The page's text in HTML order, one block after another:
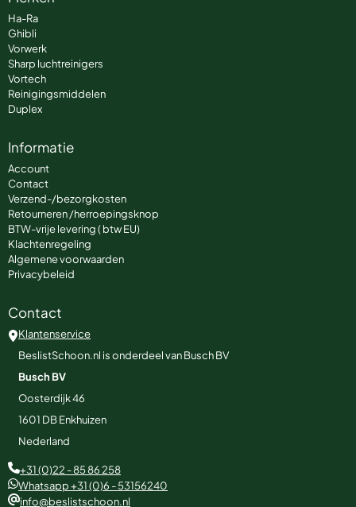
Ha-Ra
Ghibli
Vorwerk
Sharp luchtreinigers
Vortech
Reinigingsmiddelen
Duplex
Informatie
Account
Contact
Verzend-/bezorgkosten
Retourneren /herroepingsknop
BTW-vrije levering ( btw EU)
Klachtenregeling
Algemene voorwaarden
Privacybeleid
Contact
Klantenservice
BeslistSchoon.nl is onderdeel van Busch BV
Busch BV
Oosterdijk 46
1601 DBEnkhuizen
Nederland
+31 (0)22 - 85 86 258
Whatsapp +31 (0)6 - 53156240
info@beslistschoon.nl